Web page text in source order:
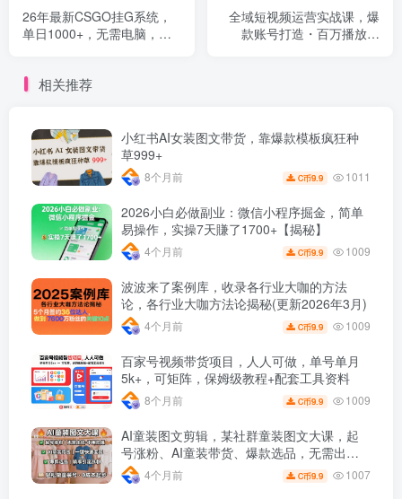
26年最新CSGO挂G系统，
单日1000+，无需电脑，无
全域短视频运营实战课，爆
款账号打造・百万播放剪
相关推荐
小红书AI女装图文带货，靠爆款模板疯狂种
草999+
8个月前 C币9.9 1011
2026小白必做副业：微信小程序掘金，简单
易操作，实操7天賺了1700+【揭秘】
4个月前 C币9.9 1009
波波来了案例库，收录各行业大咖的方法
论，各行业大咖方法论揭秘(更新2026年3月)
4个月前 C币9.9 1009
百家号视频带货项目，人人可做，单号单月
5k+，可矩阵，保姆级教程+配套工具资料
8个月前 C币9.9 1009
AI童装图文剪辑，某社群童装图文大课，起
号涨粉、AI童装带货、爆款选品，无需出镜
和拍摄4个月前 C币9.9 1007